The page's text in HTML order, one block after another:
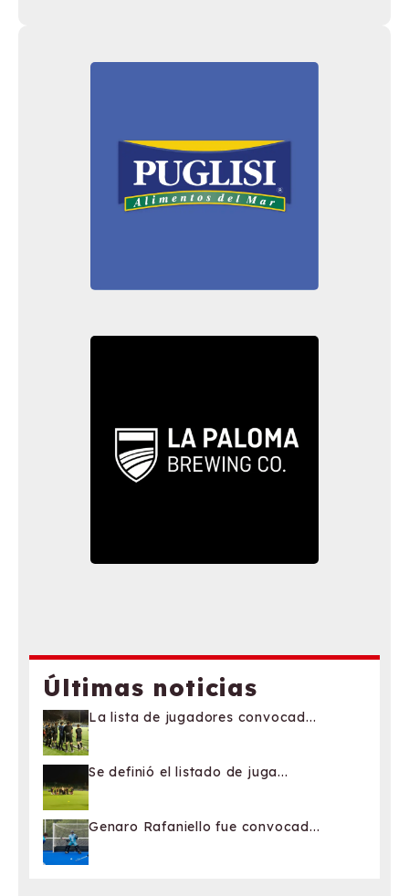
Últimas noticias
La lista de jugadores convocad...
Se definió el listado de juga...
Genaro Rafaniello fue convocad...